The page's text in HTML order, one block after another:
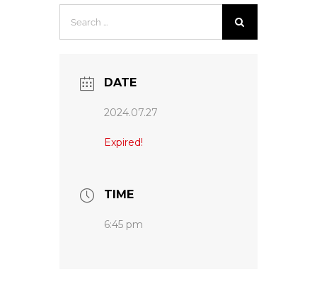
DATE
2024.07.27
Expired!
TIME
6:45 pm